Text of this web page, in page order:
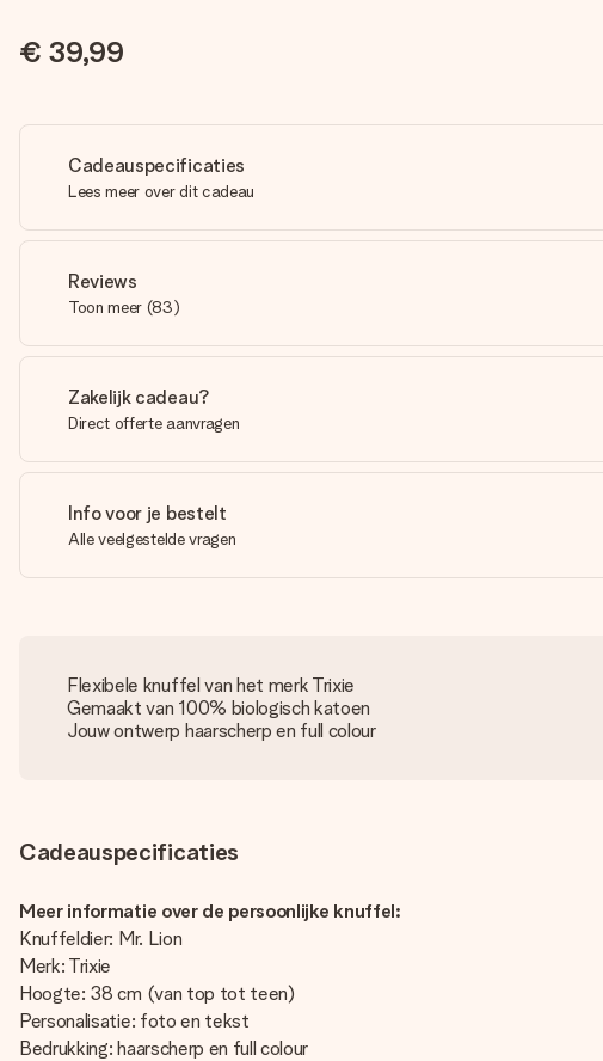
€ 39,99
Cadeauspecificaties
Lees meer over dit cadeau
Reviews
Toon meer (83)
Zakelijk cadeau?
Direct offerte aanvragen
Info voor je bestelt
Alle veelgestelde vragen
Flexibele knuffel van het merk Trixie
Gemaakt van 100% biologisch katoen
Jouw ontwerp haarscherp en full colour
Cadeauspecificaties
Meer informatie over de persoonlijke knuffel:
Knuffeldier: Mr. Lion
Merk: Trixie
Hoogte: 38 cm (van top tot teen)
Personalisatie: foto en tekst
Bedrukking: haarscherp en full colour